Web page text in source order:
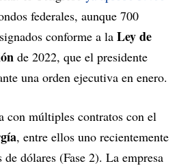
federales, aunque 700
conforme a la Ley de
de 2022, que el presidente
una orden ejecutiva en enero.
con múltiples contratos con el
, entre ellos uno recientemente
dólares (Fase 2). La empresa